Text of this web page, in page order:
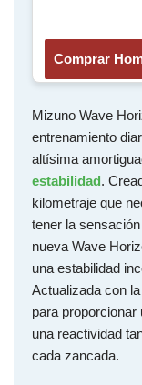
Comprar
Mizuno Wave
entrenamiento
altísima
estabilidad.
kilometraje que
tener la
nueva Wave
una estabilidad
Actualizada con
para
una reactividad
cada zancada.